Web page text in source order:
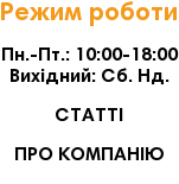
Режим роботи
Пн.-Пт.: 10:00-18:00
Вихідний: Сб. Нд.
СТАТТІ
ПРО КОМПАНІЮ